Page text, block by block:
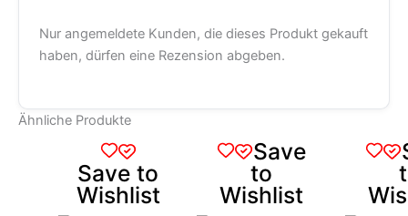
Nur angemeldete Kunden, die dieses Produkt gekauft
haben, dürfen eine Rezension abgeben.
Ähnliche Produkte
Save to
Wishlist
Produkt
weist
mehrere
Save
to
Wishlist
Dieses
Produkt
weist
mehrere
Dieses
Produkt
weist
mehrere